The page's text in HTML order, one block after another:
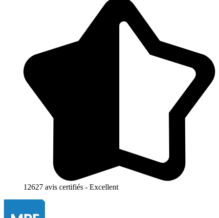
12627 avis certifiés - Excellent